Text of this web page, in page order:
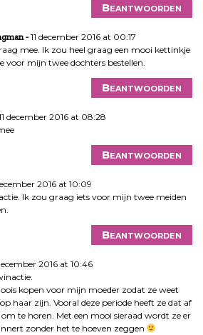
Beantwoorden
11 december 2016 at 00:17
mee. Ik zou heel graag een mooi kettinkje
voor mijn twee dochters bestellen.
Beantwoorden
december 2016 at 08:28
Beantwoorden
2016 at 10:09
Ik zou graag iets voor mijn twee meiden
Beantwoorden
2016 at 10:46
kopen voor mijn moeder zodat ze weet
haar zijn. Vooral deze periode heeft ze dat af
te horen. Met een mooi sieraad wordt ze er
zonder het te hoeven zeggen